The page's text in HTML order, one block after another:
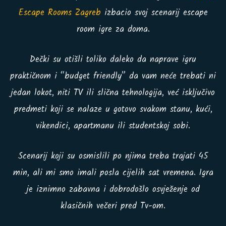
Escape Rooms Zagreb izbacio svoj scenarij escape
room igre za doma.
Dečki su otišli toliko daleko da naprave igru
praktičnom i “budget friendly” da vam neće trebati ni
jedan lokot, niti TV ili slična tehnologija, već isključivo
predmeti koji se nalaze u gotovo svakom stanu, kući,
vikendici, apartmanu ili studentskoj sobi.
Scenarij koji su osmislili po njima treba trajati 45
min, ali mi smo imali posla cijelih sat vremena. Igra
je iznimno zabavna i dobrodošlo osvježenje od
klasičnih večeri pred Tv-om.